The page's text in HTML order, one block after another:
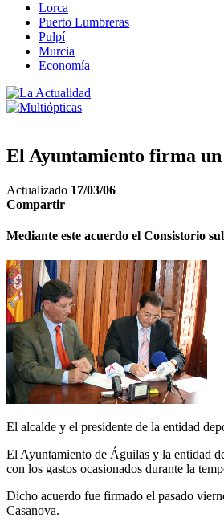
Lorca
Puerto Lumbreras
Pulpí
Murcia
Economía
El Ayuntamiento firma un
Actualizado 17/03/06
Compartir
Mediante este acuerdo el Consistorio
El alcalde y el presidente de la entidad
El Ayuntamiento de Águilas y la entidad
con los gastos ocasionados durante la
Dicho acuerdo fue firmado el pasado
Casanova.